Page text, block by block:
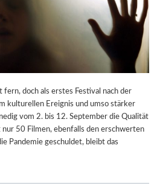
fern, doch als erstes Festival nach der
kulturellen Ereignis und umso stärker
vom 2. bis 12. September die Qualität
50 Filmen, ebenfalls den erschwerten
Pandemie geschuldet, bleibt das